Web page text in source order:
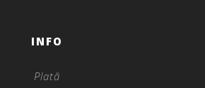
INFO
Plată